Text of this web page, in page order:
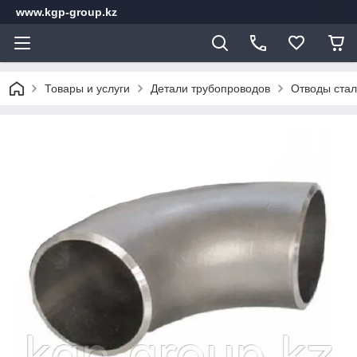
www.kgp-group.kz
Товары и услуги Детали трубопроводов Отводы